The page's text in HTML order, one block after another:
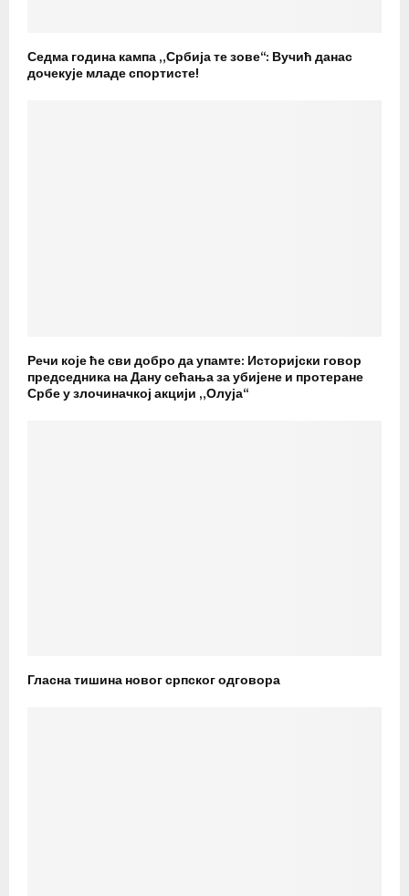
Седма година кампа „Србија те зове“: Вучић данас
дочекује младе спортисте!
Речи које ће сви добро да упамте: Историјски говор
председника на Дану сећања за убијене и протеране
Србе у злочиначкој акцији „Олуја“
Гласна тишина новог српског одговора